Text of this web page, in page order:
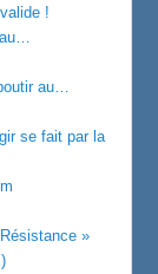
!
au…
se fait par la
»